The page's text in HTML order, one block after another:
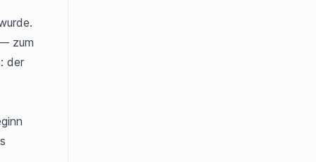
zum
der